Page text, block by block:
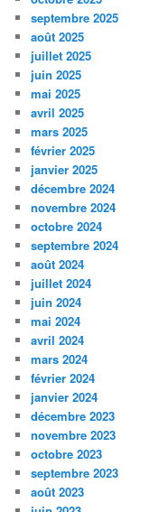
septembre 2025
août 2025
juillet 2025
juin 2025
mai 2025
avril 2025
mars 2025
février 2025
janvier 2025
décembre 2024
novembre 2024
octobre 2024
septembre 2024
août 2024
juillet 2024
juin 2024
mai 2024
avril 2024
mars 2024
février 2024
janvier 2024
décembre 2023
novembre 2023
octobre 2023
septembre 2023
août 2023